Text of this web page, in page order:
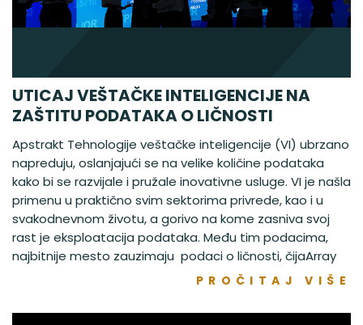
UTICAJ VEŠTAČKE INTELIGENCIJE NA
ZAŠTITU PODATAKA O LIČNOSTI
Apstrakt Tehnologije veštačke inteligencije (VI) ubrzano
napreduju, oslanjajući se na velike količine podataka
kako bi se razvijale i pružale inovativne usluge. VI je našla
primenu u praktično svim sektorima privrede, kao i u
svakodnevnom životu, a gorivo na kome zasniva svoj
rast je eksploatacija podataka. Među tim podacima,
najbitnije mesto zauzimaju podaci o ličnosti, čijaArray
PROČITAJ VIŠE